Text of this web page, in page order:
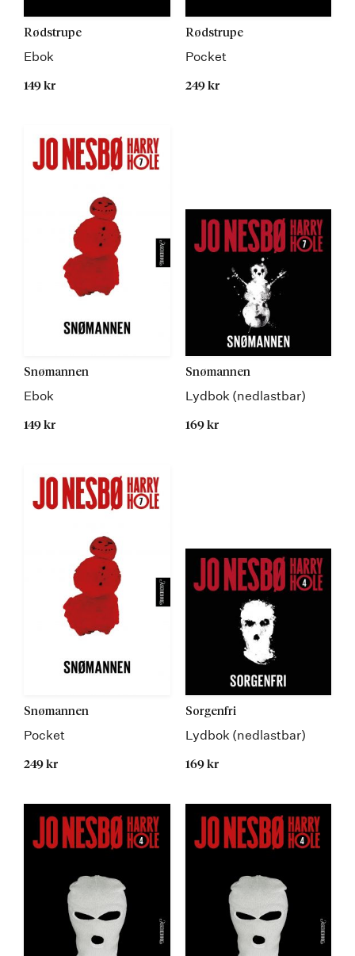
Rødstrupe
Ebok
149 kr
Rødstrupe
Pocket
249 kr
Snømannen
Ebok
149 kr
Snømannen
Lydbok (nedlastbar)
169 kr
Snømannen
Pocket
249 kr
Sorgenfri
Lydbok (nedlastbar)
169 kr